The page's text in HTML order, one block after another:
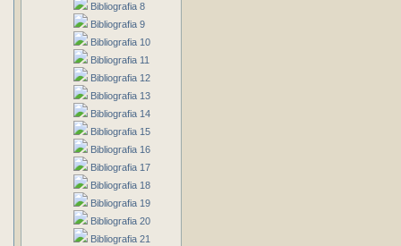
Bibliografia 8
Bibliografia 9
Bibliografia 10
Bibliografia 11
Bibliografia 12
Bibliografia 13
Bibliografia 14
Bibliografia 15
Bibliografia 16
Bibliografia 17
Bibliografia 18
Bibliografia 19
Bibliografia 20
Bibliografia 21